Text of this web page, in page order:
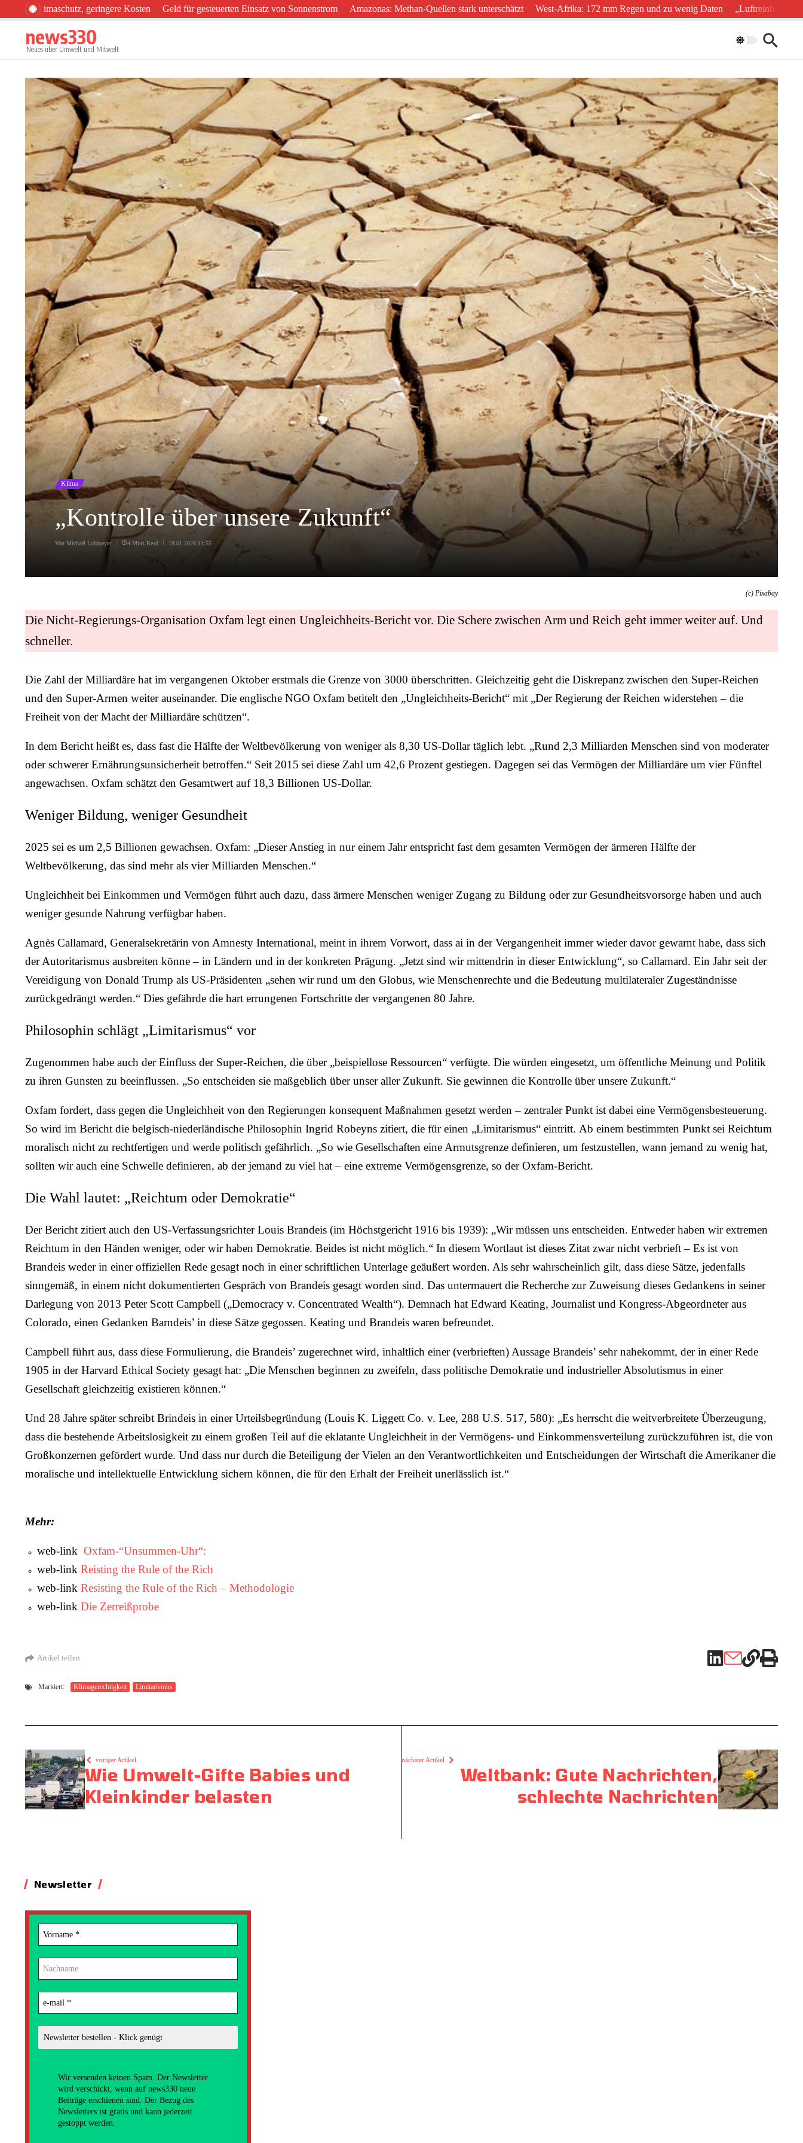
Zum Inhalt springengeringere Kosten Geld für gesteuerten Einsatz von Sonnenstrom Amazonas: Methan-Quellen stark unterschätzt West-Afrika: 172 mm Regen und zu wenig Daten „Luftreinhaltung ist
news330
Neues über Umwelt und Mitwelt
Klima
„Kontrolle über unsere Zukunft“
Von Michael Lohmeyer 4 Mins Read 19.01.2026 11:55
(c) Pixabay
Die Nicht-Regierungs-Organisation Oxfam legt einen Ungleichheits-Bericht vor. Die Schere zwischen Arm und Reich geht immer weiter auf. Und
schneller.
Die Zahl der Milliardäre hat im vergangenen Oktober erstmals die Grenze von 3000 überschritten. Gleichzeitig geht die Diskrepanz zwischen den Super-Reichen
und den Super-Armen weiter auseinander. Die englische NGO Oxfam betitelt den „Ungleichheits-Bericht“ mit „Der Regierung der Reichen widerstehen – die
Freiheit von der Macht der Milliardäre schützen“.
In dem Bericht heißt es, dass fast die Hälfte der Weltbevölkerung von weniger als 8,30 US-Dollar täglich lebt. „Rund 2,3 Milliarden Menschen sind von moderater
oder schwerer Ernährungsunsicherheit betroffen.“ Seit 2015 sei diese Zahl um 42,6 Prozent gestiegen. Dagegen sei das Vermögen der Milliardäre um vier Fünftel
angewachsen. Oxfam schätzt den Gesamtwert auf 18,3 Billionen US-Dollar.
Weniger Bildung, weniger Gesundheit
2025 sei es um 2,5 Billionen gewachsen. Oxfam: „Dieser Anstieg in nur einem Jahr entspricht fast dem gesamten Vermögen der ärmeren Hälfte der
Weltbevölkerung, das sind mehr als vier Milliarden Menschen.“
Ungleichheit bei Einkommen und Vermögen führt auch dazu, dass ärmere Menschen weniger Zugang zu Bildung oder zur Gesundheitsvorsorge haben und auch
weniger gesunde Nahrung verfügbar haben.
Agnès Callamard, Generalsekretärin von Amnesty International, meint in ihrem Vorwort, dass ai in der Vergangenheit immer wieder davor gewarnt habe, dass sich
der Autoritarismus ausbreiten könne – in Ländern und in der konkreten Prägung. „Jetzt sind wir mittendrin in dieser Entwicklung“, so Callamard. Ein Jahr seit der
Vereidigung von Donald Trump als US-Präsidenten „sehen wir rund um den Globus, wie Menschenrechte und die Bedeutung multilateraler Zugeständnisse
zurückgedrängt werden.“ Dies gefährde die hart errungenen Fortschritte der vergangenen 80 Jahre.
Philosophin schlägt „Limitarismus“ vor
Zugenommen habe auch der Einfluss der Super-Reichen, die über „beispiellose Ressourcen“ verfügte. Die würden eingesetzt, um öffentliche Meinung und Politik
zu ihren Gunsten zu beeinflussen. „So entscheiden sie maßgeblich über unser aller Zukunft. Sie gewinnen die Kontrolle über unsere Zukunft.“
Oxfam fordert, dass gegen die Ungleichheit von den Regierungen konsequent Maßnahmen gesetzt werden – zentraler Punkt ist dabei eine Vermögensbesteuerung.
So wird im Bericht die belgisch-niederländische Philosophin Ingrid Robeyns zitiert, die für einen „Limitarismus“ eintritt. Ab einem bestimmten Punkt sei Reichtum
moralisch nicht zu rechtfertigen und werde politisch gefährlich. „So wie Gesellschaften eine Armutsgrenze definieren, um festzustellen, wann jemand zu wenig hat,
sollten wir auch eine Schwelle definieren, ab der jemand zu viel hat – eine extreme Vermögensgrenze, so der Oxfam-Bericht.
Die Wahl lautet: „Reichtum oder Demokratie“
Der Bericht zitiert auch den US-Verfassungsrichter Louis Brandeis (im Höchstgericht 1916 bis 1939): „Wir müssen uns entscheiden. Entweder haben wir extremen
Reichtum in den Händen weniger, oder wir haben Demokratie. Beides ist nicht möglich.“ In diesem Wortlaut ist dieses Zitat zwar nicht verbrieft – Es ist von
Brandeis weder in einer offiziellen Rede gesagt noch in einer schriftlichen Unterlage geäußert worden. Als sehr wahrscheinlich gilt, dass diese Sätze, jedenfalls
sinngemäß, in einem nicht dokumentierten Gespräch von Brandeis gesagt worden sind. Das untermauert die Recherche zur Zuweisung dieses Gedankens in seiner
Darlegung von 2013 Peter Scott Campbell („Democracy v. Concentrated Wealth“). Demnach hat Edward Keating, Journalist und Kongress-Abgeordneter aus
Colorado, einen Gedanken Barndeis’ in diese Sätze gegossen. Keating und Brandeis waren befreundet.
Campbell führt aus, dass diese Formulierung, die Brandeis’ zugerechnet wird, inhaltlich einer (verbrieften) Aussage Brandeis’ sehr nahekommt, der in einer Rede
1905 in der Harvard Ethical Society gesagt hat: „Die Menschen beginnen zu zweifeln, dass politische Demokratie und industrieller Absolutismus in einer
Gesellschaft gleichzeitig existieren können.“
Und 28 Jahre später schreibt Brindeis in einer Urteilsbegründung (Louis K. Liggett Co. v. Lee, 288 U.S. 517, 580): „Es herrscht die weitverbreitete Überzeugung,
dass die bestehende Arbeitslosigkeit zu einem großen Teil auf die eklatante Ungleichheit in der Vermögens- und Einkommensverteilung zurückzuführen ist, die von
Großkonzernen gefördert wurde. Und dass nur durch die Beteiligung der Vielen an den Verantwortlichkeiten und Entscheidungen der Wirtschaft die Amerikaner die
moralische und intellektuelle Entwicklung sichern können, die für den Erhalt der Freiheit unerlässlich ist.“
Mehr:
web-link Oxfam-“Unsummen-Uhr“:
web-link Reisting the Rule of the Rich
web-link Resisting the Rule of the Rich – Methodologie
web-link Die Zerreißprobe
Artikel teilen
Markiert: Klimagerechtigkeit Limitarismus
voriger Artikel
Wie Umwelt-Gifte Babies und
Kleinkinder belasten
nächster Artikel
Weltbank: Gute Nachrichten,
schlechte Nachrichten
Newsletter
Wir versenden keinen Spam. Der Newsletter
wird verschickt, wenn auf news330 neue
Beiträge erschienen sind. Der Bezug des
Newsletters ist gratis und kann jederzeit
gestoppt werden.